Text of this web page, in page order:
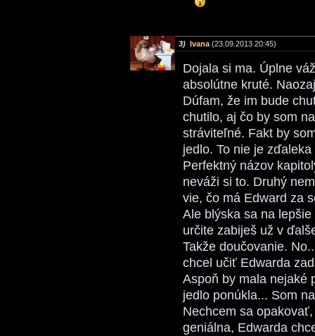
3) Ivana (23.09.2013 20:45)
Dojala si ma. Úplne
absolútne kruté.
Dúfam, že im bude
chutilo, aj čo by som
stráviteľné. Fakt by
jedlo. To nie je
Perfektný názov
neváži si to. Druhý
vie, čo má Edward za
Ale blýska sa na
určite zabiješ už v
Takže doučovanie.
chcel učiť Edwarda
Aspoň by mala nejaké
jedlo ponúkla... Som
Nechcem sa
geniálna, Edwarda